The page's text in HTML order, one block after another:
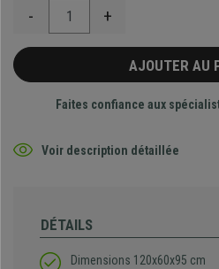
- +
AJOUTER AU
Faites confiance aux
Voir description détaillée
DÉTAILS
Dimensions 120x60x95 cm